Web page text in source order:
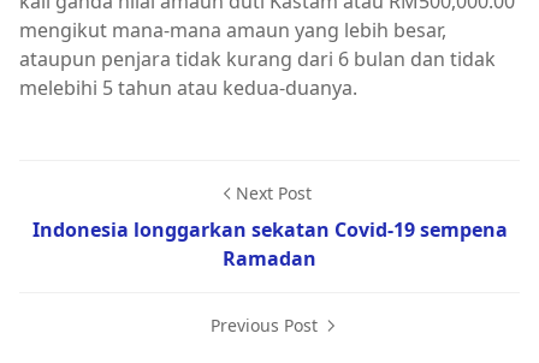
mengikut mana-mana amaun yang lebih besar,
ataupun penjara tidak kurang dari 6 bulan dan tidak
melebihi 5 tahun atau kedua-duanya.
Next Post
Indonesia longgarkan sekatan Covid-19 sempena
Ramadan
Previous Post